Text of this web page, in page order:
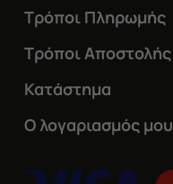
Τρόποι Πληρωμής
Τρόποι
Κατάστημα
Ο λογαριασμός μου